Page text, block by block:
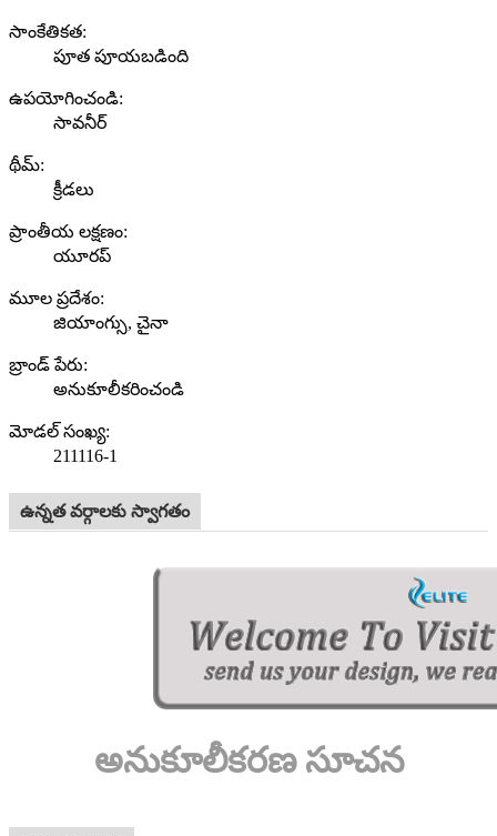
సాంకేతికత:
పూత పూయబడింది
ఉపయోగించండి:
సావనీర్
థీమ్:
క్రీడలు
ప్రాంతీయ లక్షణం:
యూరప్
మూల ప్రదేశం:
జియాంగ్సు, చైనా
బ్రాండ్ పేరు:
అనుకూలీకరించండి
మోడల్ సంఖ్య:
211116-1
ఉన్నత వర్గాలకు స్వాగతం
అనుకూలీకరణ సూచన